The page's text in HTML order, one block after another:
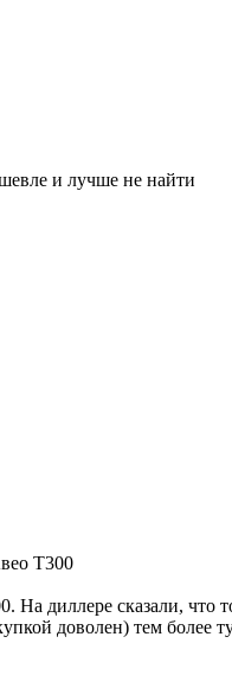
и лучше не найти
Т300
На диллере сказали, что
доволен) тем более